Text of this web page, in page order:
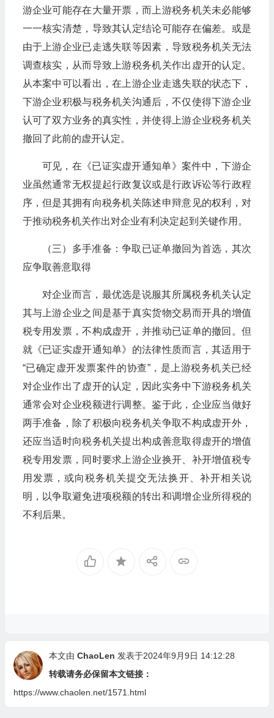
游企业可能存在大量开票，而上游税务机关未必能够
一一核实清楚，导致其认定结论可能存在偏差。或是
由于上游企业已走逃失联等因素，导致税务机关无法
调查核实，从而导致上游税务机关作出虚开的认定。
从本案中可以看出，在上游企业走逃失联的状态下，
下游企业积极与税务机关沟通后，不仅使得下游企业
认可了双方业务的真实性，并使得上游企业税务机关
撤回了此前的虚开认定。
可见，在《已证实虚开通知单》案件中，下游企
业虽然通常无权提起行政复议或是行政诉讼等行政程
序，但是其拥有向税务机关陈述申辩意见的权利，对
于推动税务机关作出对企业有利决定起到关键作用。
（三）多手准备：争取已证单撤回为首选，其次
应争取善意取得
对企业而言，最优选是说服其所属税务机关认定
其与上游企业之间是基于真实货物交易而开具的增值
税专用发票，不构成虚开，并推动已证单的撤回。但
就《已证实虚开通知单》的法律性质而言，其适用于
“已确定虚开发票案件的协查”，是上游税务机关已经
对企业作出了虚开的认定，因此实务中下游税务机关
通常会对企业税额进行调整。鉴于此，企业应当做好
两手准备，除了积极向税务机关争取不构成虚开外，
还应当适时向税务机关提出构成善意取得虚开的增值
税专用发票，同时要求上游企业换开、补开增值税专
用发票，或向税务机关提交无法换开、补开相关说
明，以争取避免进项税额的转出和调增企业所得税的
不利后果。
本文由 ChaoLen 发表于2024年9月9日 14:12:28
转载请务必保留本文链接：
https://www.chaolen.net/1571.html